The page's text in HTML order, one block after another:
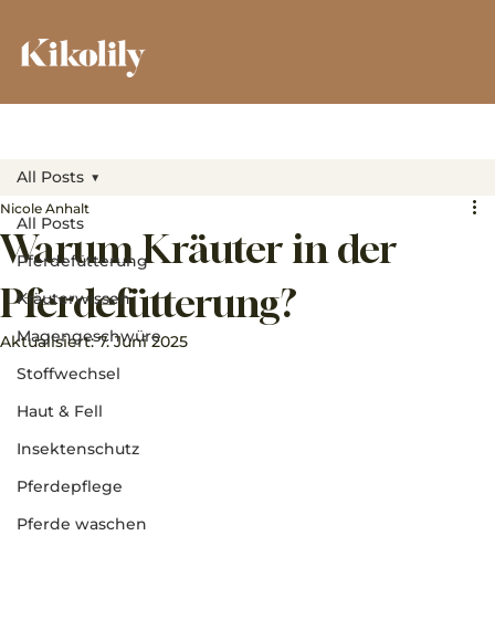
All Posts
Pferdefütterung
Kräuterwissen
Magengeschwüre
Stoffwechsel
Haut & Fell
Insektenschutz
Pferdepflege
Pferde waschen
All Posts
Warum Kräuter in der
Pferdefütterung?
Nicole Anhalt
Aktualisiert:7. Juni 2025